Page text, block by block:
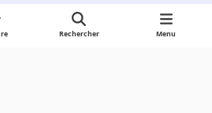
Rechercher Menu